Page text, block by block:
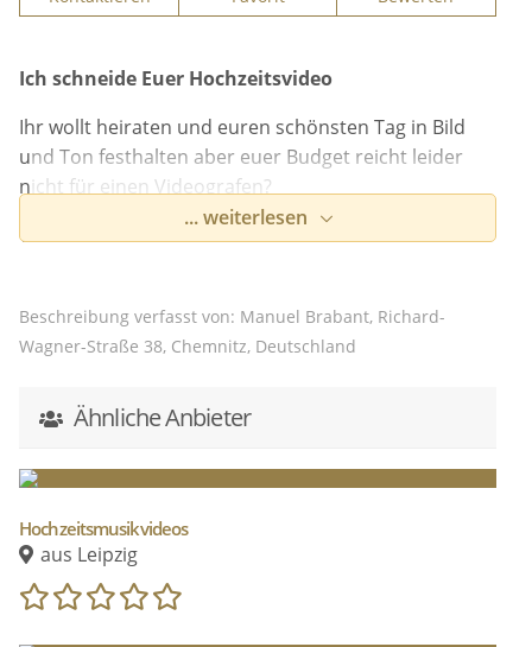
Ich schneide Euer Hochzeitsvideo
Ihr wollt heiraten und euren schönsten Tag in Bild
und Ton festhalten aber euer Budget reicht leider
nicht für einen Videografen?
Wie wäre es denn, wenn eure Hochzeitsgäste dies
Fast jeder hat heutzutage ein Smartphone / eine
Kamera und mittlerweile machen diese Geräte so
schon den Hochzeitsgästen überlassen kann.
Szenen und lachende Menschen authentisch gefilmt
Aus diesen Aufnahmen schneide ich euch ein
einzigartiges Hochzeitsvideo zusammen welches
man sich immer wieder gerne anschaut.
... weiterlesen
Beschreibung verfasst von: Manuel Brabant, Richard-
Wagner-Straße 38, Chemnitz, Deutschland
Ähnliche Anbieter
Hochzeitsmusikvideos
aus Leipzig